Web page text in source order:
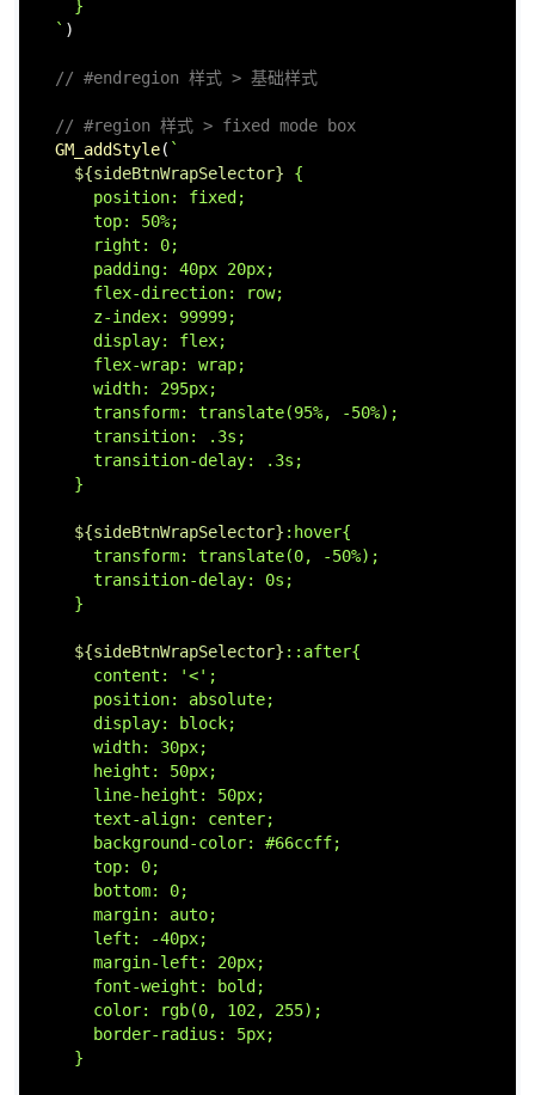
}
` )
// #endregion 样式 > 基础样式
// #region 样式 > fixed mode box
GM_addStyle( `
${sideBtnWrapSelector} {
position: fixed;
top: 50%;
right: 0;
padding: 40px 20px;
flex-direction: row;
z-index: 99999;
display: flex;
flex-wrap: wrap;
width: 295px;
transform: translate(95%, -50%);
transition: .3s;
transition-delay: .3s;
}
${sideBtnWrapSelector} :hover{
transform: translate(0, -50%);
transition-delay: 0s;
}
${sideBtnWrapSelector} ::after{
content: '<';
position: absolute;
display: block;
width: 30px;
height: 50px;
line-height: 50px;
text-align: center;
background-color: #66ccff;
top: 0;
bottom: 0;
margin: auto;
left: -40px;
margin-left: 20px;
font-weight: bold;
color: rgb(0, 102, 255);
border-radius: 5px;
}